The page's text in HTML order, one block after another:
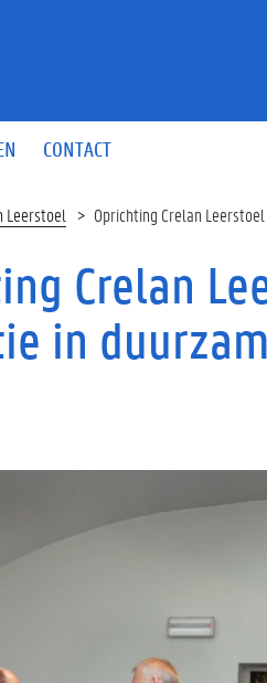
CONTACT
Leerstoel Oprichting Crelan
Crelan
in